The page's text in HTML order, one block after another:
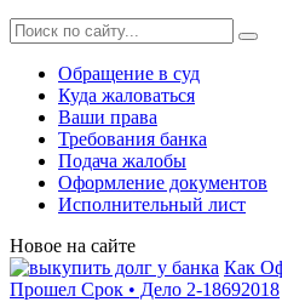
Обращение в суд
Куда жаловаться
Ваши права
Требования банка
Подача жалобы
Оформление документов
Исполнительный лист
Новое на сайте
Как
Прошел Срок • Дело 2-18692018